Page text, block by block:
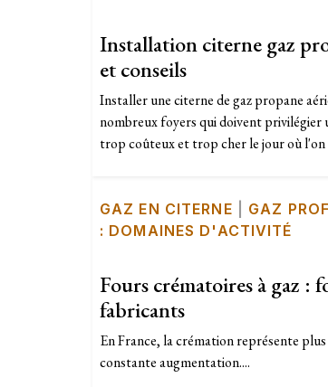
Installation citerne gaz
et conseils
Installer une citerne de gaz propane
nombreux foyers qui doivent privilégier
trop coûteux et trop cher le jour où l'on
GAZ EN CITERNE
GAZ
: DOMAINES D'ACTIVITÉ
Fours crématoires à gaz :
fabricants
En France, la crémation représente
constante augmentation....